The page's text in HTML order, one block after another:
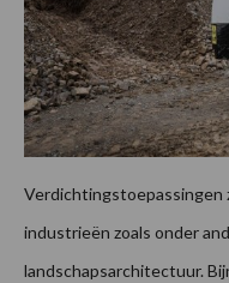
Verdichtingstoepassingen
industrieën zoals onder
landschapsarchitectuur.